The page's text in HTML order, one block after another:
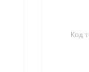
Код